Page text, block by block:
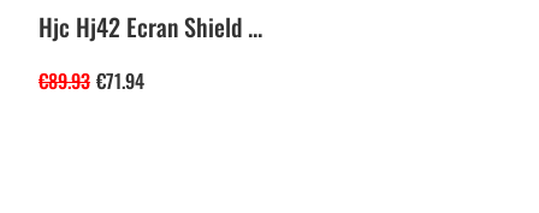
Hjc Hj42 Ecran Shield ...
€89.93 €71.94